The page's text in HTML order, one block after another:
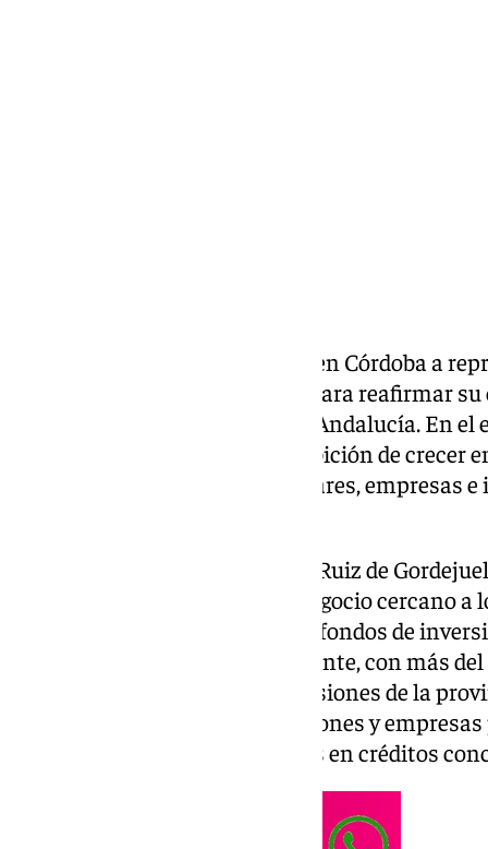
reunió este martes en Córdoba a
empresas locales y regionales para reafirmar
económico de la provincia y de Andalucía. En
liderazgo en el mercado, su ambición de crecer
financiar proyectos de particulares, empresas
El CEO de Kutxabank, Eduardo Ruiz de
en Andalucía un volumen de negocio cercano
incluye préstamos, depósitos y fondos de
mantiene una posición dominante, con más del
las nóminas y el 57% de las pensiones de la
financia a más de 500 instituciones y
total de 1.000 millones de euros en créditos